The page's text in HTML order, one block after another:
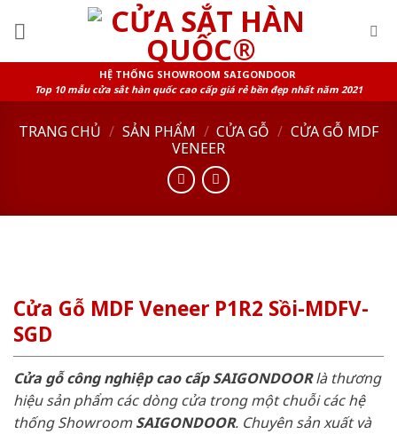
HỆ THỐNG SHOWROOM SAIGONDOOR
Top 10 mẫu cửa sắt hàn quốc cao cấp giá rẻ bền đẹp nhất năm 2021
TRANG CHỦ / SẢN PHẨM / CỬA GỖ / CỬA GỖ MDF
VENEER
Cửa Gỗ MDF Veneer P1R2 Sồi-MDFV-
SGD
Cửa gỗ công nghiệp cao cấp SAIGONDOORlà thương
hiệu sản phẩm các dòng cửa trong một chuỗi các hệ
thống ShowroomSAIGONDOOR. Chuyên sản xuất và